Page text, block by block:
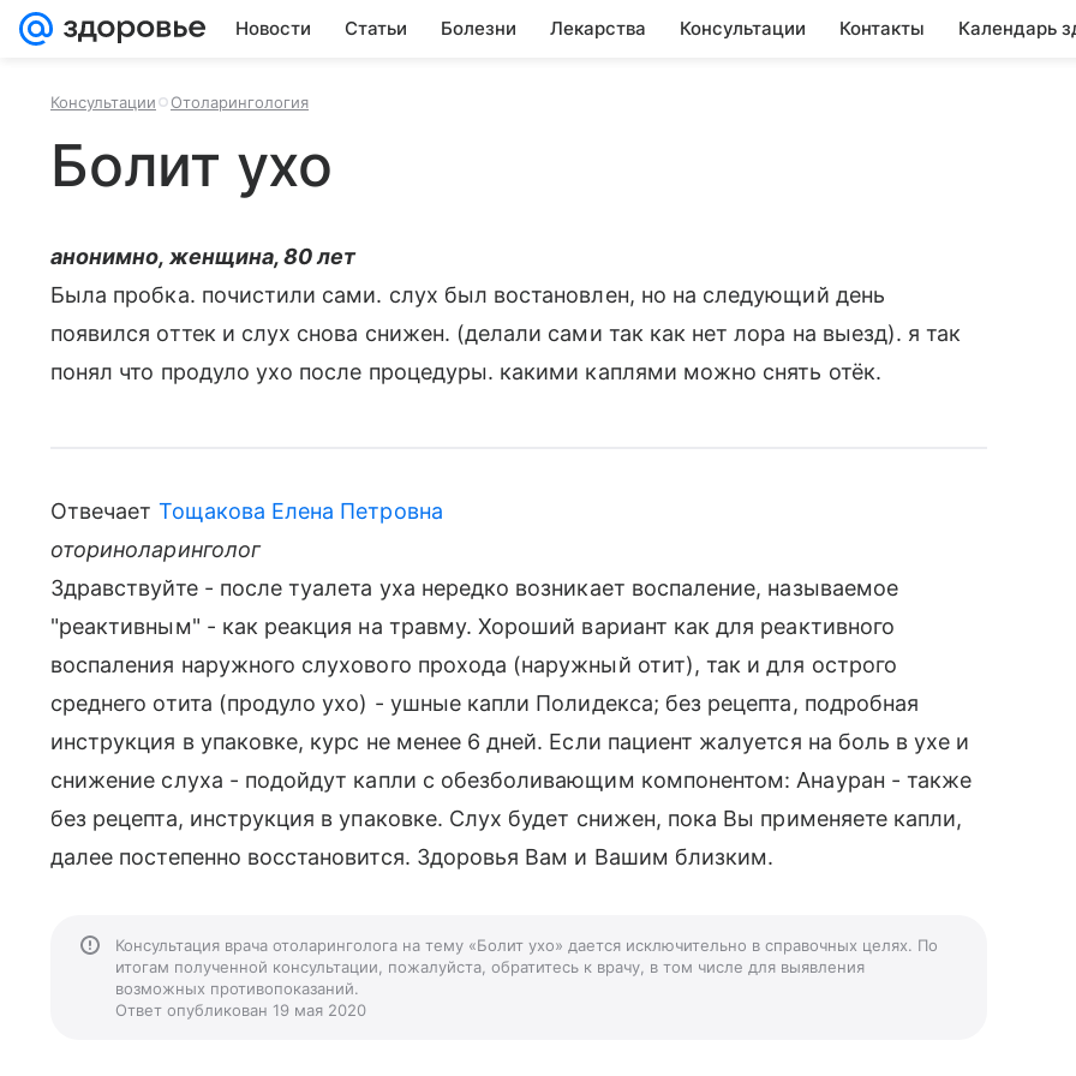
Новости Статьи Болезни Лекарства Консультации Контакты Календарь
Консультации Отоларингология
Болит ухо
анонимно, женщина, 80 лет
Была пробка. почистили сами. слух был востановлен, но на следующий день
появился оттек и слух снова снижен. (делали сами так как нет лора на выезд). я так
понял что продуло ухо после процедуры. какими каплями можно снять отёк.
Отвечает Тощакова Елена Петровна
оториноларинголог
Здравствуйте - после туалета уха нередко возникает воспаление, называемое
"реактивным" - как реакция на травму. Хороший вариант как для реактивного
воспаления наружного слухового прохода (наружный отит), так и для острого
среднего отита (продуло ухо) - ушные капли Полидекса; без рецепта, подробная
инструкция в упаковке, курс не менее 6 дней. Если пациент жалуется на боль в ухе и
снижение слуха - подойдут капли с обезболивающим компонентом: Анауран - также
без рецепта, инструкция в упаковке. Слух будет снижен, пока Вы применяете капли,
далее постепенно восстановится. Здоровья Вам и Вашим близким.
Консультация врача отоларинголога на тему «Болит ухо» дается исключительно в справочных целях. По
итогам полученной консультации, пожалуйста, обратитесь к врачу, в том числе для выявления
возможных противопоказаний.
Ответ опубликован 19 мая 2020